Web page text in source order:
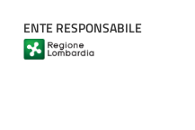
ENTE RESPONSABILE